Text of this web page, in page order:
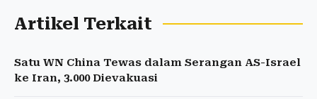
Artikel Terkait
Satu WN China Tewas dalam Serangan AS-Israel
ke Iran, 3.000 Dievakuasi